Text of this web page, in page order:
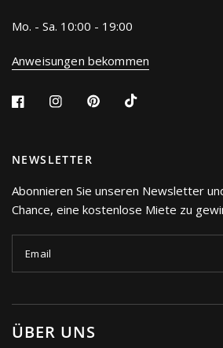
Mo. - Sa. 10:00 - 19:00
Anweisungen bekommen
NEWSLETTER
Abonnieren Sie unseren Newsletter
Chance, eine kostenlose Miete zu
Email
ÜBER UNS